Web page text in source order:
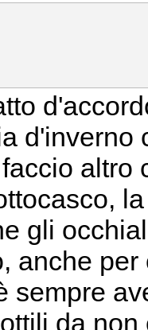
d'inverno
altro
gli
anche
sempre
da